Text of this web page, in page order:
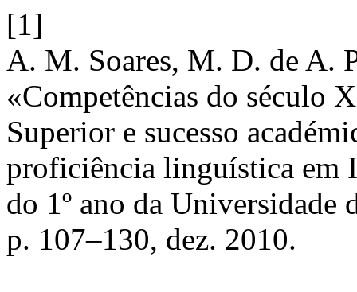
[1]
A. M. Soares, M. D. de A.
«Competências do século
Superior e sucesso
proficiência linguística em
do 1º ano da Universidade
p. 107–130, dez. 2010.